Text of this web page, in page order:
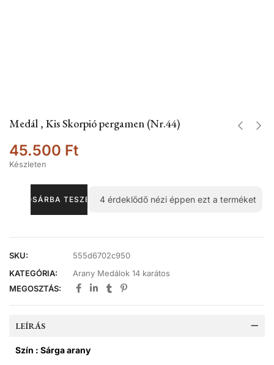
Medál , Kis Skorpió pergamen (Nr.44)
45.500 Ft
Készleten
KOSÁRBA TESZEM 4érdeklődő nézi éppen ezt a terméket
SKU:
555d6702c950
KATEGÓRIA:
Arany Medálok 14 karátos
MEGOSZTÁS:
LEÍRÁS
Szín : Sárga arany